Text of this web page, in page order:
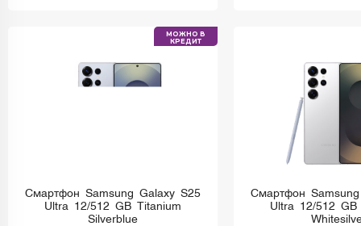
МОЖНО В
КРЕДИТ
Смартфон Samsung Galaxy S25
Ultra 12/512 GB Titanium
Silverblue
Смартфон
Ultra 12/512 GB